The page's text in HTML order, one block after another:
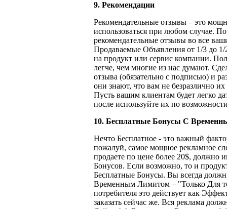
9. Рекомендации
Рекомендательные отзывы – это
использоваться при любом случае.
рекомендательные отзывы во все
Продаваемые Объявления от 1/3 до 1/
на продукт или сервис компании.
легче, чем многие из нас думают.
отзыва (обязательно с подписью) и
они знают, что вам не безразлично
Пусть вашим клиентам будет легко
после используйте их по
10. Бесплатные Бонусы C
Нечто Бесплатное - это важный
пожалуй, самое мощное рекламное
продаете по цене более 20$, должно
Бонусов. Если возможно, то и
Бесплатные Бонусы. Вы всегда
Временным Лимитом – "Только Для
потребителя это действует как
заказать сейчас же. Вся реклама